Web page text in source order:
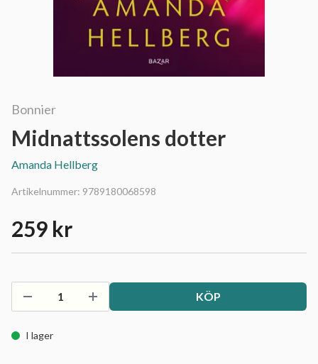
Bonnier
Midnattssolens dotter
Amanda Hellberg
Artikelnummer: 9789180068598
259 kr
KÖP
I lager